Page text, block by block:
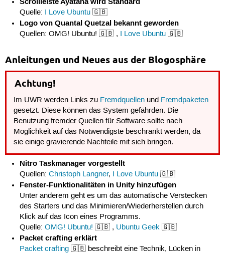
Quelle: I Love Ubuntu 🇬🇧
Logo von Quantal Quetzal bekannt geworden
Quellen: OMG! Ubuntu! 🇬🇧 , I Love Ubuntu 🇬🇧
Anleitungen und Neues aus der Blogosphäre
Achtung!
Im UWR werden Links zu Fremdquellen und Fremdpaketen
gesetzt. Diese können das System gefährden. Die
Benutzung fremder Quellen für Software sollte nach
Möglichkeit auf das Notwendigste beschränkt werden, da
sie einige gravierende Nachteile mit sich bringen.
Nitro Taskmanager vorgestellt
Quellen:Christoph Langner, I Love Ubuntu 🇬🇧
Fenster-Funktionalitäten in Unity hinzufügen
Unter anderem geht es um das automatische Verstecken
des Starters und das Minimieren/Wiederherstellen durch
Klick auf das Icon eines Programms.
Quelle:OMG! Ubuntu! 🇬🇧 , Ubuntu Geek 🇬🇧
Packet crafting erklärt
Packet crafting 🇬🇧 beschreibt eine Technik, Lücken in